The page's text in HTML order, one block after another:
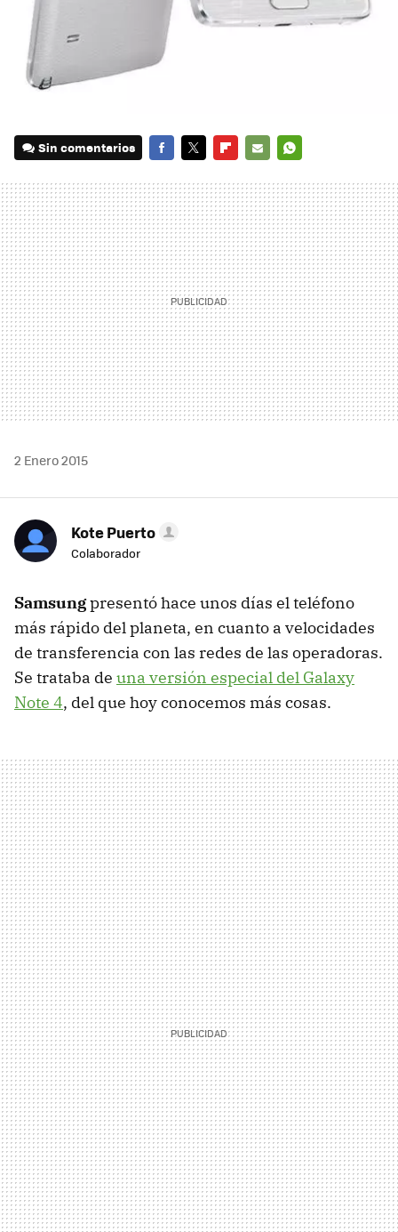
Sin comentarios
MAIL
2 Enero 2015
Kote Puerto
Colaborador
Samsungpresentó hace unos días el teléfono
más rápido del planeta, en cuanto a velocidades
de transferencia con las redes de las operadoras.
Se trataba de una versión especial del Galaxy
Note 4, del que hoy conocemos más cosas.